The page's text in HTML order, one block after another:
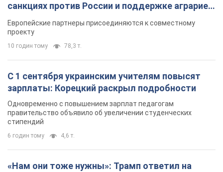
санкциях против России и поддержке аграриев.
Видео
Европейские партнеры присоединяются к совместному
проекту
10 годин тому 78,3 т.
С 1 сентября украинским учителям повысят
зарплаты: Корецкий раскрыл подробности
Одновременно с повышением зарплат педагогам
правительство объявило об увеличении студенческих
стипендий
6 годин тому 4,6 т.
«Нам они тоже нужны»: Трамп ответил на